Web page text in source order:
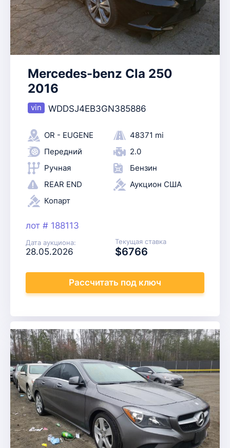
Mercedes-benz Cla 250
2016
WDDSJ4EB3GN385886
OR - EUGENE
48371 mi
Передний
2.0
Ручная
Бензин
REAR END
Аукцион США
Копарт
лот # 188113
Дата аукциона:
28.05.2026
Текущая ставка
$6766
Рассчитать под ключ